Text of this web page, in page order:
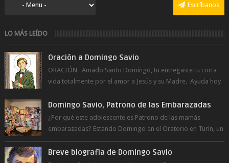
Escríbanos
LO MÁS LEÍDO
Oración a Domingo Savio
ORACIÓN Amado Santo Domingo, tu entregaste tu corta
vida totalmente por el amor a Jesús y su Madre. Ayuda hoy
a la juventud para ...
Domingo Savio, Patrono de las Embarazadas
¿Por qué este adolescente es Patrono de las mamás
embarazadas? Estando Domingo en el Oratorio en Turín, un
día le pide a Don Bosco...
Breve biografía de Domingo Savio